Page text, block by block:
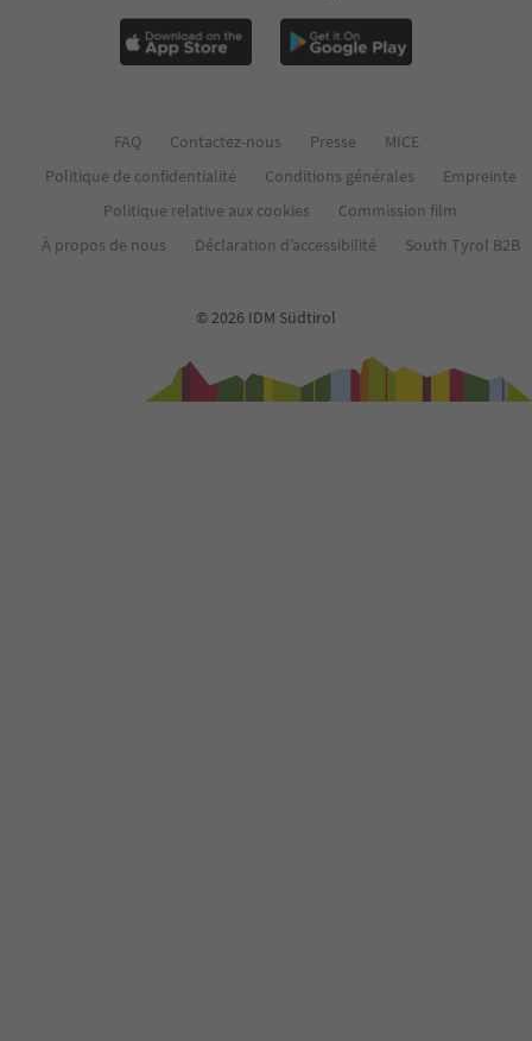
FAQ Contactez-nous Presse
MICE
Politique de confidentialité
Conditions générales
Empreinte
Politique relative aux cookies
Commission film
À propos de nous
Déclaration d’accessibilité South Tyrol B2B
© 2026 IDM Südtirol